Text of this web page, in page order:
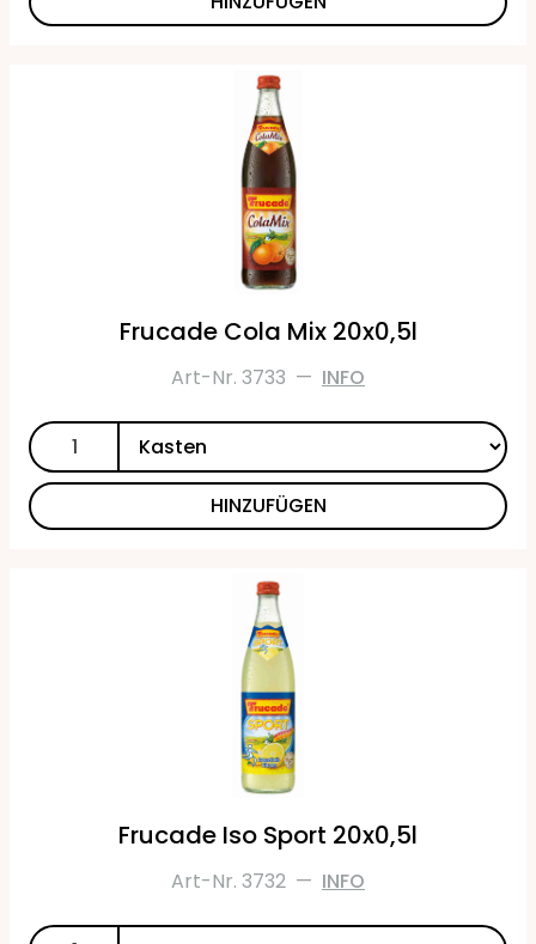
Frucade Cola Mix 20x0,5l
Art-Nr. 3733 — INFO
HINZUFÜGEN
Frucade Iso Sport 20x0,5l
Art-Nr. 3732 — INFO